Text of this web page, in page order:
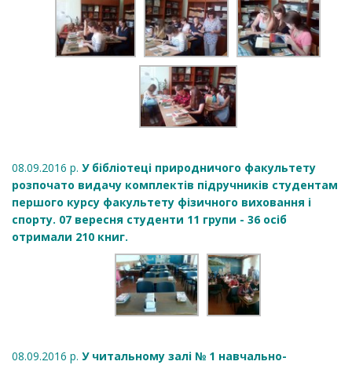
08.09.2016 р. У бібліотеці природничого факультету
розпочато видачу комплектів підручників студентам
першого курсу факультету фізичного виховання і
спорту. 07 вересня студенти 11 групи - 36 осіб
отримали 210 книг.
08.09.2016 р. У читальному залі № 1 навчально-